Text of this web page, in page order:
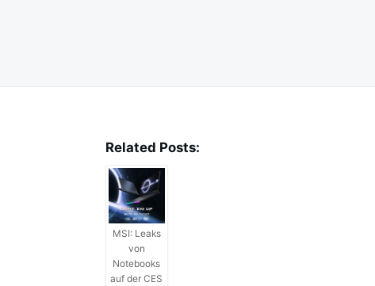
Related Posts:
MSI: Leaks
von
Notebooks
auf der CES